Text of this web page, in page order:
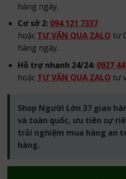
hàng ngày.
Cơ sở 2: 094 121 7337
hoặc TƯ VẤN QUA ZALO từ
hàng ngày.
Hỗ trợ nhanh 24/24: 0927
hoặc TƯ VẤN QUA ZALO tư
Shop Người Lớn 37 giao
và toàn quốc, ưu tiên sự
trải nghiệm mua hàng an
hàng.